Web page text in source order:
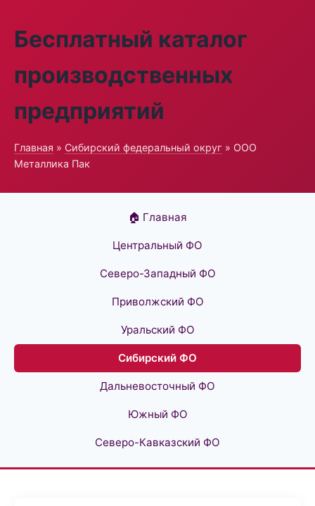
Бесплатный каталог
производственных
предприятий
Главная » Сибирский федеральный округ » ООО
Металлика Пак
🏠 Главная
Центральный ФО
Северо-Западный ФО
Приволжский ФО
Уральский ФО
Сибирский ФО
Дальневосточный ФО
Южный ФО
Северо-Кавказский ФО